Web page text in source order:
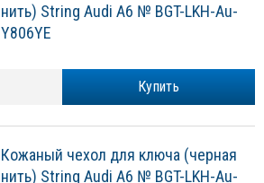
нить) String Audi A6 № BGT-LKH-Au-
Y806YE
Купить
Кожаный чехол для ключа (черная
нить) String Audi A6 № BGT-LKH-Au-